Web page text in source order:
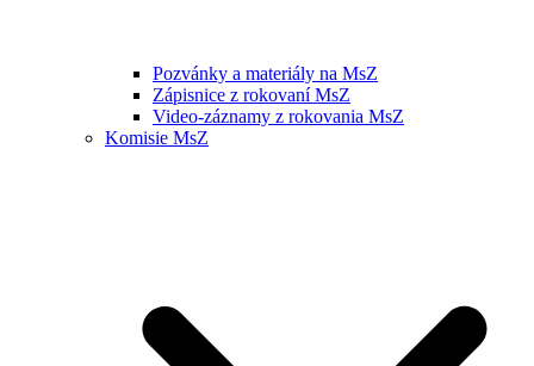
Pozvánky a materiály na MsZ
Zápisnice z rokovaní MsZ
Video-záznamy z rokovania MsZ
Komisie MsZ